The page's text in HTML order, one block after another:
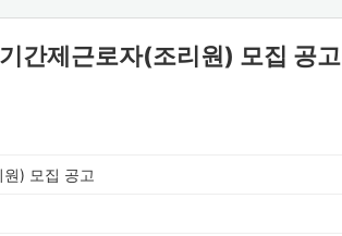
간제근로자(조리원) 모집 공고
) 모집 공고